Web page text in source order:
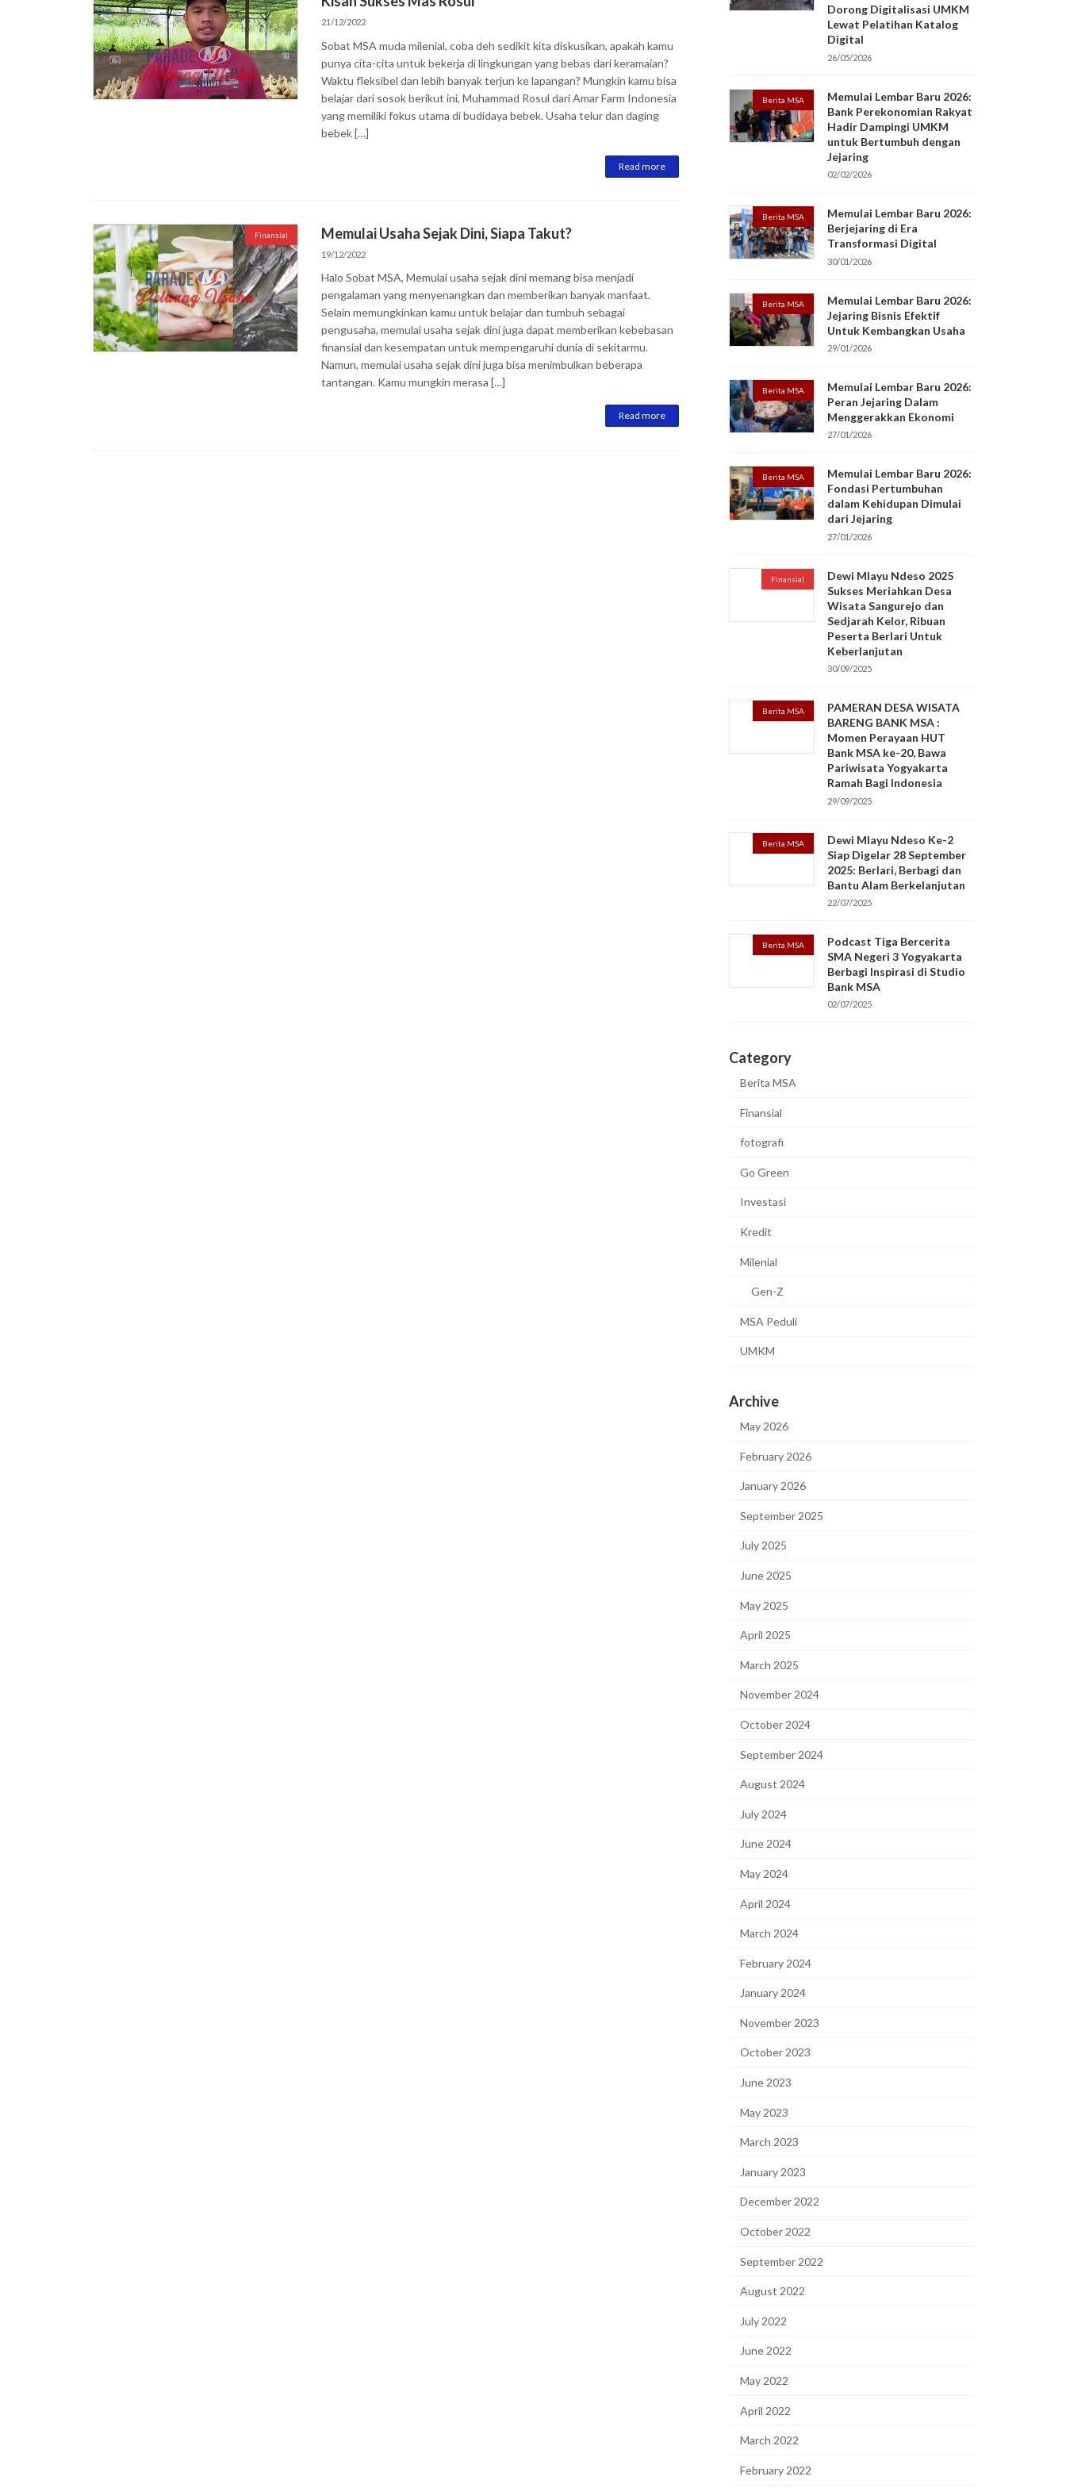
21/12/2022
Sobat MSA muda milenial, coba deh sedikit kita diskusikan, apakah kamu
punya cita-cita untuk bekerja di lingkungan yang bebas dari keramaian?
Waktu fleksibel dan lebih banyak terjun ke lapangan? Mungkin kamu bisa
belajar dari sosok berikut ini, Muhammad Rosul dari Amar Farm Indonesia
yang memiliki fokus utama di budidaya bebek. Usaha telur dan daging
bebek […]
Read more
Finansial Memulai Usaha Sejak Dini, Siapa Takut?
19/12/2022
Halo Sobat MSA, Memulai usaha sejak dini memang bisa menjadi
pengalaman yang menyenangkan dan memberikan banyak manfaat.
Selain memungkinkan kamu untuk belajar dan tumbuh sebagai
pengusaha, memulai usaha sejak dini juga dapat memberikan kebebasan
finansial dan kesempatan untuk mempengaruhi dunia di sekitarmu.
Namun, memulai usaha sejak dini juga bisa menimbulkan beberapa
tantangan. Kamu mungkin merasa […]
Read more
Dorong Digitalisasi UMKM
Lewat Pelatihan Katalog
Digital
26/05/2026
Berita MSA
Memulai Lembar Baru 2026:
Bank Perekonomian Rakyat
Hadir Dampingi UMKM
untuk Bertumbuh dengan
Jejaring
02/02/2026
Berita MSA
Memulai Lembar Baru 2026:
Berjejaring di Era
Transformasi Digital
30/01/2026
Berita MSA
Memulai Lembar Baru 2026:
Jejaring Bisnis Efektif
Untuk Kembangkan Usaha
29/01/2026
Berita MSA
Memulai Lembar Baru 2026:
Peran Jejaring Dalam
Menggerakkan Ekonomi
27/01/2026
Berita MSA
Memulai Lembar Baru 2026:
Fondasi Pertumbuhan
dalam Kehidupan Dimulai
dari Jejaring
27/01/2026
Finansial
Dewi Mlayu Ndeso 2025
Sukses Meriahkan Desa
Wisata Sangurejo dan
Sedjarah Kelor, Ribuan
Peserta Berlari Untuk
Keberlanjutan
30/09/2025
Berita MSA
PAMERAN DESA WISATA
BARENG BANK MSA :
Momen Perayaan HUT
Bank MSA ke-20, Bawa
Pariwisata Yogyakarta
Ramah Bagi Indonesia
29/09/2025
Berita MSA
Dewi Mlayu Ndeso Ke-2
Siap Digelar 28 September
2025: Berlari, Berbagi dan
Bantu Alam Berkelanjutan
22/07/2025
Berita MSA
Podcast Tiga Bercerita
SMA Negeri 3 Yogyakarta
Berbagi Inspirasi di Studio
Bank MSA
02/07/2025
Category
Berita MSA
Finansial
fotografi
Go Green
Investasi
Kredit
Milenial
Gen-Z
MSA Peduli
UMKM
Archive
May 2026
February 2026
January 2026
September 2025
July 2025
June 2025
May 2025
April 2025
March 2025
November 2024
October 2024
September 2024
August 2024
July 2024
June 2024
May 2024
April 2024
March 2024
February 2024
January 2024
November 2023
October 2023
June 2023
May 2023
March 2023
January 2023
December 2022
October 2022
September 2022
August 2022
July 2022
June 2022
May 2022
April 2022
March 2022
February 2022